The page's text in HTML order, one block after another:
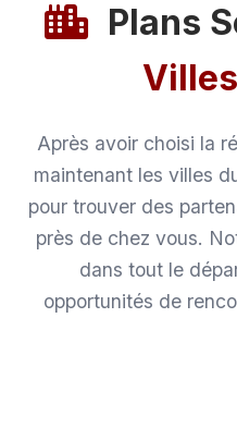
Plans
Villes
Après avoir choisi la
maintenant les villes
pour trouver des
près de chez vous.
dans tout le
opportunités de